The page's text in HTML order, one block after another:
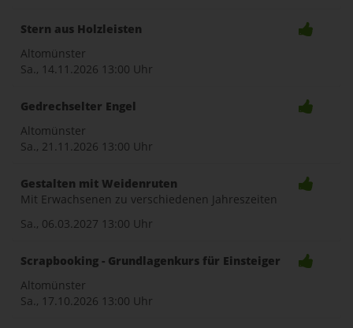
Stern aus Holzleisten
Altomünster
Sa., 14.11.2026 13:00 Uhr
Gedrechselter Engel
Altomünster
Sa., 21.11.2026 13:00 Uhr
Gestalten mit Weidenruten
Mit Erwachsenen zu verschiedenen Jahreszeiten
Sa., 06.03.2027 13:00 Uhr
Scrapbooking - Grundlagenkurs für Einsteiger
Altomünster
Sa., 17.10.2026 13:00 Uhr